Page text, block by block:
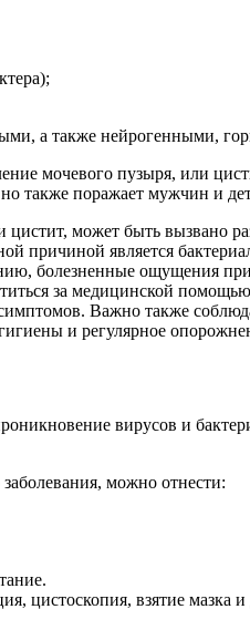
а также нейрогенными,
цистит, может быть вызвано
причиной является
болезненные ощущения
за медицинской
Важно также
и регулярное
вирусов и
можно отнести:
цистоскопия, взятие мазка и